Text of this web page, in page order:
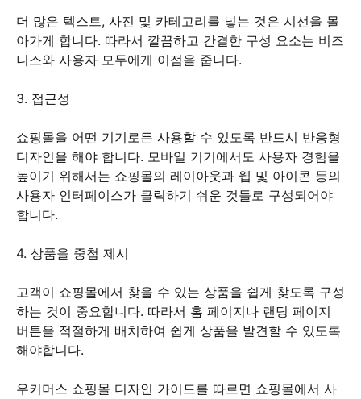
더 많은 텍스트, 사진 및 카테고리를 넣는 것은 시선을 몰
아가게 합니다. 따라서 깔끔하고 간결한 구성 요소는 비즈
니스와 사용자 모두에게 이점을 줍니다.
3. 접근성
쇼핑몰을 어떤 기기로든 사용할 수 있도록 반드시 반응형
디자인을 해야 합니다. 모바일 기기에서도 사용자 경험을
높이기 위해서는 쇼핑몰의 레이아웃과 웹 및 아이콘 등의
사용자 인터페이스가 클릭하기 쉬운 것들로 구성되어야
합니다.
4. 상품을 중첩 제시
고객이 쇼핑몰에서 찾을 수 있는 상품을 쉽게 찾도록 구성
하는 것이 중요합니다. 따라서 홈 페이지나 랜딩 페이지
버튼을 적절하게 배치하여 쉽게 상품을 발견할 수 있도록
해야합니다.
우커머스 쇼핑몰 디자인 가이드를 따르면 쇼핑몰에서 사